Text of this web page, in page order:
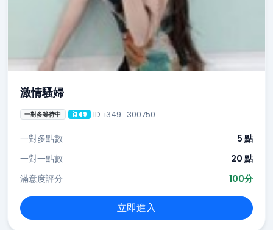
激情騷婦
一對多等待中 i349 ID: i349_300750
一對多點數
5 點
一對一點數
20 點
滿意度評分
100分
立即進入